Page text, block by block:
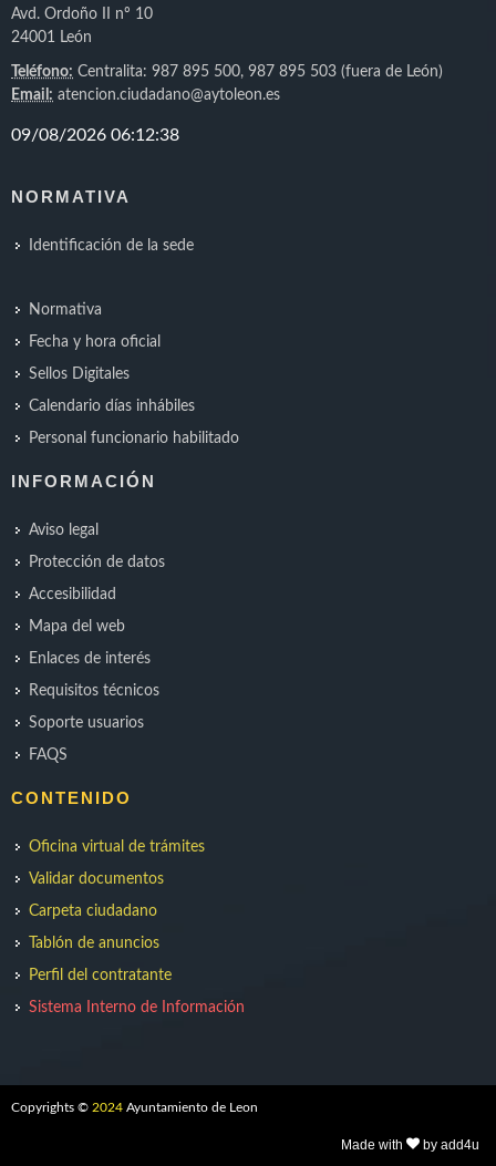
Avd. Ordoño II nº 10
24001 León
Teléfono: Centralita: 987 895 500, 987 895 503 (fuera de León)
Email: atencion.ciudadano@aytoleon.es
NORMATIVA
Identificación de la sede
Normativa
Fecha y hora oficial
Sellos Digitales
Calendario días inhábiles
Personal funcionario habilitado
INFORMACIÓN
Aviso legal
Protección de datos
Accesibilidad
Mapa del web
Enlaces de interés
Requisitos técnicos
Soporte usuarios
FAQS
CONTENIDO
Oficina virtual de trámites
Validar documentos
Carpeta ciudadano
Tablón de anuncios
Perfil del contratante
Sistema Interno de Información
Copyrights © 2024 Ayuntamiento de Leon
Made with by add4u